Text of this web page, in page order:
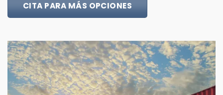
CITA PARA MÁS OPCIONES